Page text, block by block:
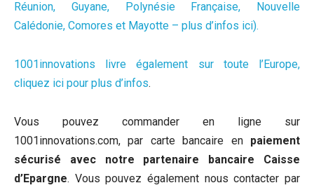
Réunion, Guyane, Polynésie Française, Nouvelle
Calédonie, Comores et Mayotte – plus d’infos ici).
1001innovations livre également sur toute l’Europe,
cliquez ici pour plus d’infos.
Vous pouvez commander en ligne sur
1001innovations.com, par carte bancaire en paiement
sécurisé avec notre partenaire bancaire Caisse
d’Epargne. Vous pouvez également nous contacter par